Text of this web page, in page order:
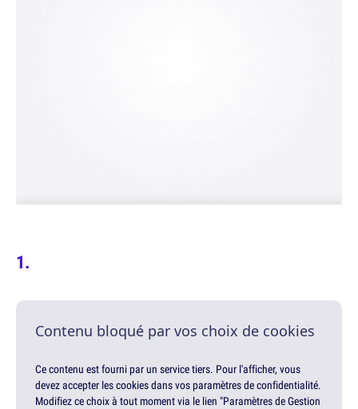
Contenu bloqué par vos choix de cookies
Ce contenu est fourni par un service tiers. Pour l'afficher, vous
devez accepter les cookies dans vos paramètres de confidentialité.
Modifiez ce choix à tout moment via le lien "Paramètres de Gestion